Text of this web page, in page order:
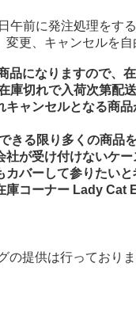
午前に発注処理をす
変更、キャンセルを
品になりますので、
庫切れで入荷次第配
キャンセルとなる商
きる限り多くの商品
社が受け付けないケ
カバーして参りたい
庫コーナー Lady Cat
の提供は行っており